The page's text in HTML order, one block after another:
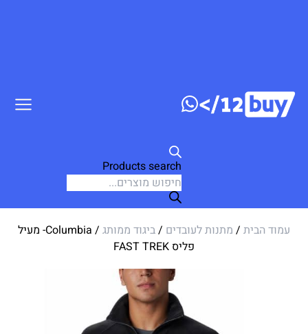
Products search
עמוד הבית/מתנות לעובדים/ ביגוד ממותג
/ Columbia- מעיל
פליס FAST TREK